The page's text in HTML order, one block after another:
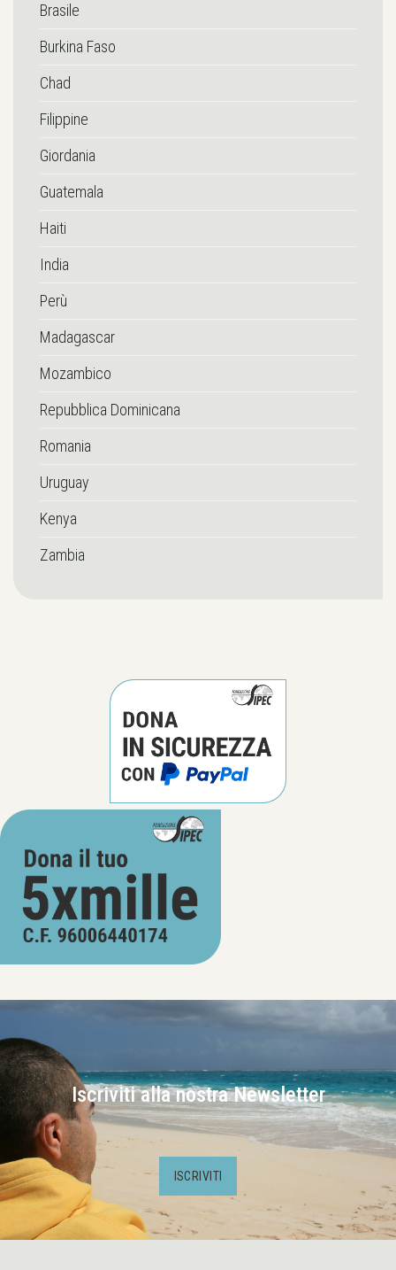
Brasile
Burkina Faso
Chad
Filippine
Giordania
Guatemala
Haiti
India
Perù
Madagascar
Mozambico
Repubblica Dominicana
Romania
Uruguay
Kenya
Zambia
Iscriviti alla nostra Newsletter
ISCRIVITI